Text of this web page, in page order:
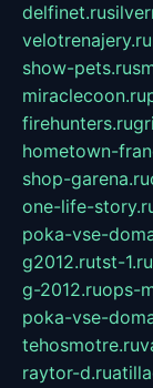
delfinet.ru
velotrenajery.ru
show-pets.ru
miraclecoon.ru
firehunters.ru
hometown-
shop-garena.ru
one-life-
poka-vse-
g2012.rutst-1.ru
g-2012.ruops-
poka-vse-
tehosmotre.ru
raytor-d.ru